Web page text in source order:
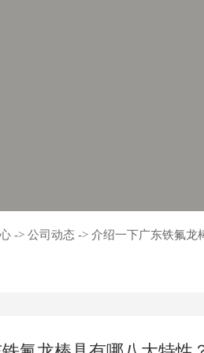
-> 公司动态 -> 介绍一下广东铁氟龙